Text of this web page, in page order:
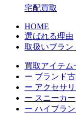
宅配買取
HOME
選ばれる理由
取扱いブラン
買取アイテム
ー ブランド
ー アクセサ
ー スニーカー
ー ハイブラ